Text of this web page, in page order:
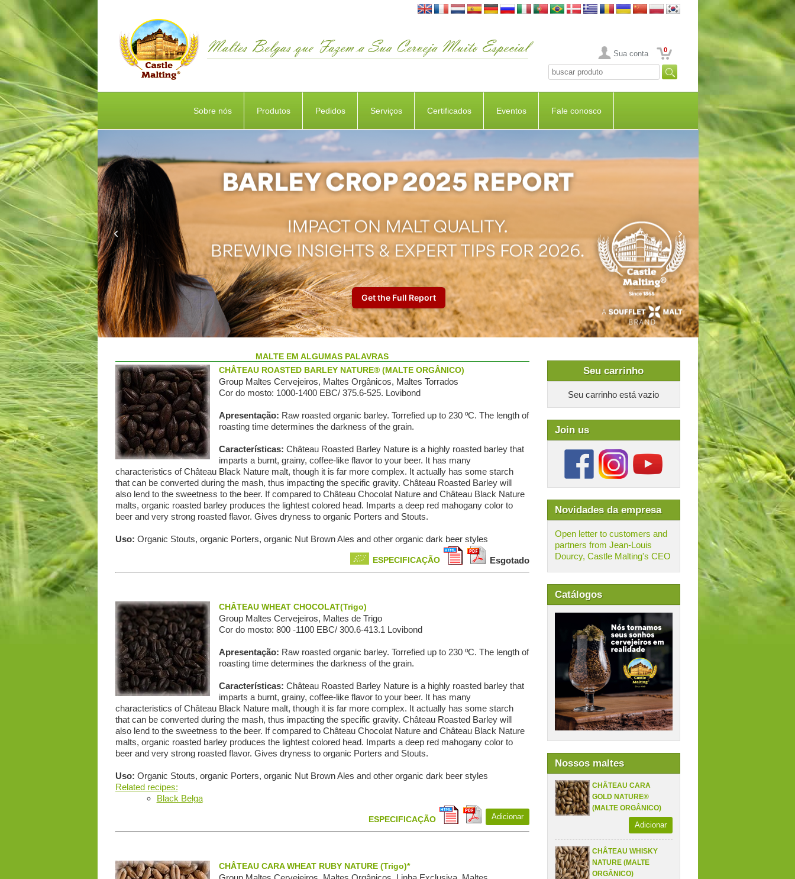
Sua conta 0
Sobre nós Produtos Pedidos Serviços Certificados Eventos Fale conosco
Seu carrinho
Seu carrinho está vazio
Join us
Novidades da empresa
Open letter to customers and
partners from Jean-Louis
Dourcy, Castle Malting's CEO
Catálogos
Nossos maltes
CHÂTEAU CARA
GOLD NATURE®
(MALTE ORGÂNICO)
Adicionar
CHÂTEAU WHISKY
NATURE (MALTE
ORGÂNICO)
MALTE EM ALGUMAS PALAVRAS
CHÂTEAU ROASTED BARLEY NATURE® (MALTE ORGÂNICO)
Group Maltes Сervejeiros, Maltes Orgânicos, Maltes Torrados
Cor do mosto: 1000-1400 EBC/ 375.6-525. Lovibond
Apresentação: Raw roasted organic barley. Torrefied up to 230 ºC. The length of
roasting time determines the darkness of the grain.
Características: Château Roasted Barley Nature is a highly roasted barley that
imparts a burnt, grainy, coffee-like flavor to your beer. It has many
characteristics of Château Black Nature malt, though it is far more complex. It actually has some starch
that can be converted during the mash, thus impacting the specific gravity. Château Roasted Barley will
also lend to the sweetness to the beer. If compared to Château Chocolat Nature and Château Black Nature
malts, organic roasted barley produces the lightest colored head. Imparts a deep red mahogany color to
beer and very strong roasted flavor. Gives dryness to organic Porters and Stouts.
Uso: Organic Stouts, organic Porters, organic Nut Brown Ales and other organic dark beer styles
ESPECIFICAÇÃO Esgotado
CHÂTEAU WHEAT CHOCOLAT(Trigo)
Group Maltes Сervejeiros, Maltes de Trigo
Cor do mosto: 800 -1100 EBC/ 300.6-413.1 Lovibond
Apresentação: Raw roasted organic barley. Torrefied up to 230 ºC. The length of
roasting time determines the darkness of the grain.
Características: Château Roasted Barley Nature is a highly roasted barley that
imparts a burnt, grainy, coffee-like flavor to your beer. It has many
characteristics of Château Black Nature malt, though it is far more complex. It actually has some starch
that can be converted during the mash, thus impacting the specific gravity. Château Roasted Barley will
also lend to the sweetness to the beer. If compared to Château Chocolat Nature and Château Black Nature
malts, organic roasted barley produces the lightest colored head. Imparts a deep red mahogany color to
beer and very strong roasted flavor. Gives dryness to organic Porters and Stouts.
Uso: Organic Stouts, organic Porters, organic Nut Brown Ales and other organic dark beer styles
Related recipes:
Black Belga
ESPECIFICAÇÃO Adicionar
CHÂTEAU CARA WHEAT RUBY NATURE (Trigo)*